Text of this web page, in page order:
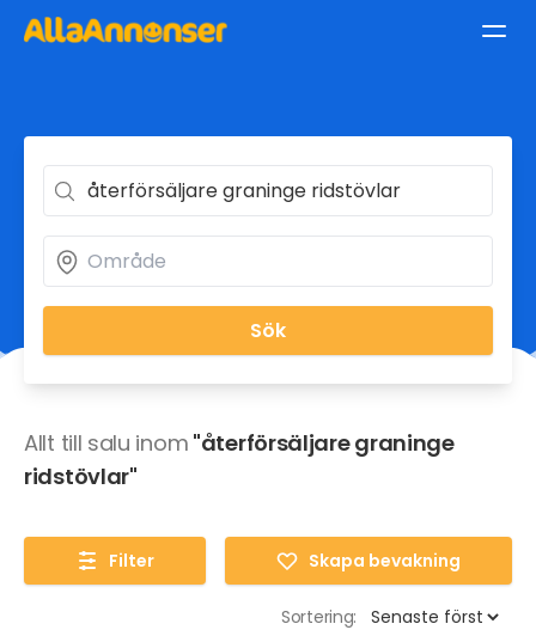
Sök
Allt till salu inom "återförsäljare graninge
ridstövlar"
Filter Skapa bevakning
Sortering: